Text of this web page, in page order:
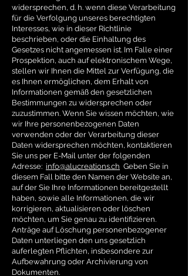
widersprechen, d. h. wenn diese Verarbeitung
für die Verfolgung unseres berechtigten
Interesses, wie in dieser Richtlinie
beschrieben, oder die Einhaltung des
Gesetzes nicht angemessen ist. Im Falle einer
Prospektion, auch auf elektronischem Wege,
stellen wir Ihnen die Mittel zur Verfügung, die
es Ihnen ermöglichen, dem Erhalt von
Informationen gemäß den gesetzlichen
Bestimmungen zu widersprechen oder
zuzustimmen. Wenn Sie wissen möchten, wie
wir Ihre personenbezogenen Daten
verwenden oder der Verarbeitung dieser
Daten widersprechen möchten, kontaktieren
Sie uns per E-Mail unter der folgenden
Adresse: info@alucreations.ch Geben Sie in
diesem Fall bitte den Namen der Website an,
auf der Sie Ihre Informationen bereitgestellt
haben, sowie alle Informationen, die wir
korrigieren, aktualisieren oder löschen
möchten, um Sie genau zu identifizieren.
Anträge auf Löschung personenbezogener
Daten unterliegen den uns gesetzlich
auferlegten Pflichten, insbesondere zur
Aufbewahrung oder Archivierung von
Dokumenten.